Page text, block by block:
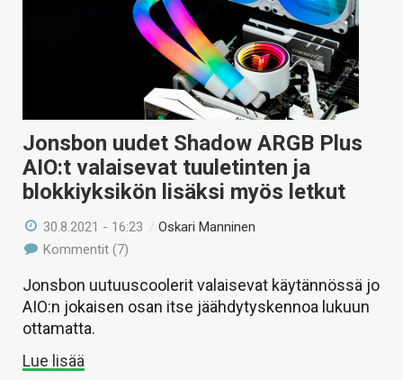
Jonsbon uudet Shadow ARGB Plus
AIO:t valaisevat tuuletinten ja
blokkiyksikön lisäksi myös letkut
30.8.2021 - 16:23 /Oskari Manninen
Kommentit (7)
Jonsbon uutuuscoolerit valaisevat käytännössä jo
AIO:n jokaisen osan itse jäähdytyskennoa lukuun
ottamatta.
Lue lisää